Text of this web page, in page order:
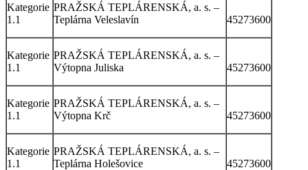
Kategorie
1.1
PRAŽSKÁ TEPLÁRENSKÁ, a. s. –
Teplárna Veleslavín
45273600
Kategorie
1.1
PRAŽSKÁ TEPLÁRENSKÁ, a. s. –
Výtopna Juliska
45273600
Kategorie
1.1
PRAŽSKÁ TEPLÁRENSKÁ, a. s. –
Výtopna Krč
45273600
Kategorie
1.1
PRAŽSKÁ TEPLÁRENSKÁ, a. s. –
Teplárna Holešovice
45273600